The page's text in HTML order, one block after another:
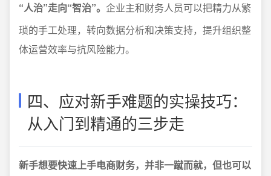
“人治”走向“智治”。 企业主和财务人员可以把精力从繁
琐的手工处理，转向数据分析和决策支持，提升组织整
体运营效率与抗风险能力。
四、应对新手难题的实操技巧：
从入门到精通的三步走
新手想要快速上手电商财务，并非一蹴而就，但也可以